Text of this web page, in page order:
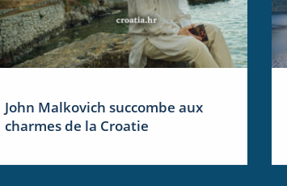
John Malkovich succombe aux
charmes de la Croatie